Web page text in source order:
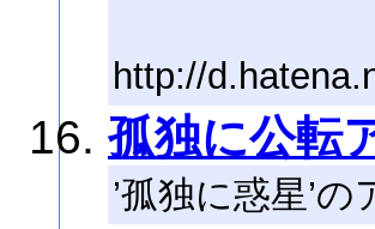
http://
孤独に公転
’孤独に惑星’の